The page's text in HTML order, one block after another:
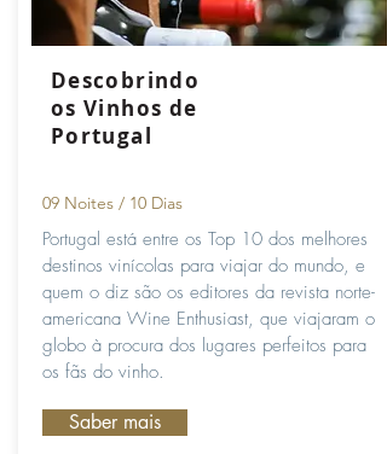
Descobrindo
os Vinhos de
Portugal
09 Noites / 10 Dias
Portugal está entre os Top 10 dos melhores
destinos vinícolas para viajar do mundo, e
quem o diz são os editores da revista norte-
americana Wine Enthusiast, que viajaram o
globo à procura dos lugares perfeitos para
os fãs do vinho.
Saber mais